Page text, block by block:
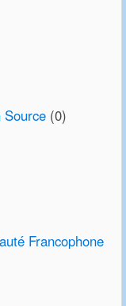
Source (0)
Francophone